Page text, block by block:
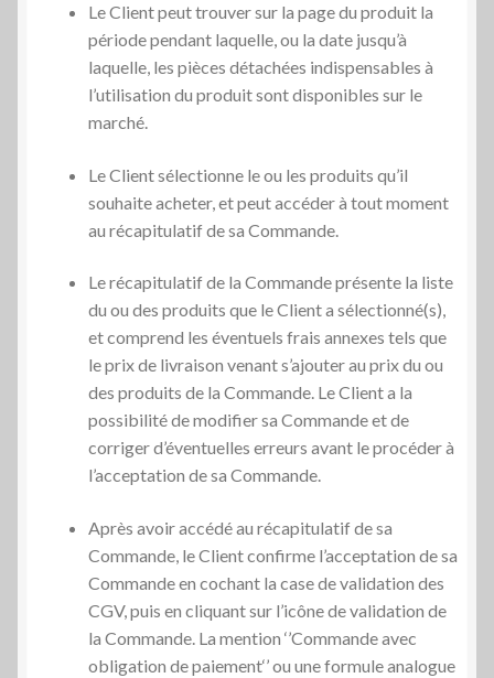
Le Client peut trouver sur la page du produit la
période pendant laquelle, ou la date jusqu’à
laquelle, les pièces détachées indispensables à
l’utilisation du produit sont disponibles sur le
marché.
Le Client sélectionne le ou les produits qu’il
souhaite acheter, et peut accéder à tout moment
au récapitulatif de sa Commande.
Le récapitulatif de la Commande présente la liste
du ou des produits que le Client a sélectionné(s),
et comprend les éventuels frais annexes tels que
le prix de livraison venant s’ajouter au prix du ou
des produits de la Commande. Le Client a la
possibilité de modifier sa Commande et de
corriger d’éventuelles erreurs avant le procéder à
l’acceptation de sa Commande.
Après avoir accédé au récapitulatif de sa
Commande, le Client confirme l’acceptation de sa
Commande en cochant la case de validation des
CGV, puis en cliquant sur l’icône de validation de
la Commande. La mention ‘’Commande avec
obligation de paiement‘’ ou une formule analogue